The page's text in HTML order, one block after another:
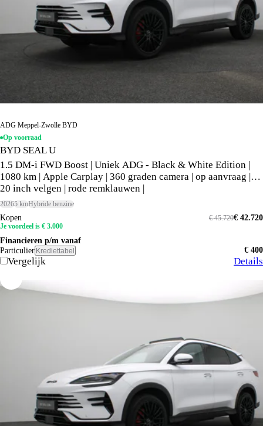
ADG Meppel-Zwolle BYD
Op voorraad
BYD SEAL U
1.5 DM-i FWD Boost | Uniek ADG - Black & White Edition |
1080 km | Apple Carplay | 360 graden camera | op aanvraag |
20 inch velgen | rode remklauwen |
20265 kmHybride benzine
Kopen € 42.720
€ 45.720
Je voordeel is € 3.000
Financieren p/m vanaf
Particulier Krediettabel € 400
Vergelijk Details